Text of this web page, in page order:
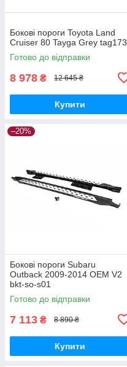
Бокові пороги Toyota Land
Cruiser 80 Tayga Grey tag173
Готово до відправки
8 978 ₴ 12 645 ₴
Купити
–20%
Бокові пороги Subaru
Outback 2009-2014 OEM V2
bkt-so-s01
Готово до відправки
7 113 ₴ 8 890 ₴
Купити